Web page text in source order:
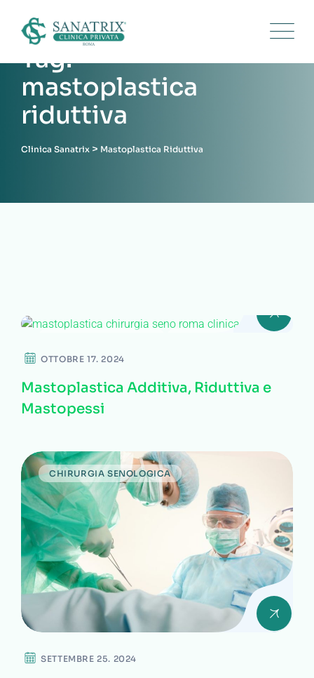
content
Tag:
mastoplastica
riduttiva
Clinica Sanatrix > Mastoplastica Riduttiva
SENOLOGICA
OTTOBRE 17. 2024
Mastoplastica Additiva, Riduttiva e
Mastopessi
CHIRURGIA SENOLOGICA
SETTEMBRE 25. 2024